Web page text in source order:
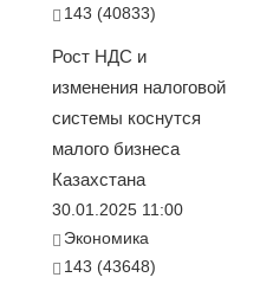
143 (40833)
Рост НДС и
изменения налоговой
системы коснутся
малого бизнеса
Казахстана
30.01.2025 11:00
Экономика
143 (43648)